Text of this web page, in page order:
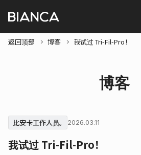
返回顶部 博客 我试过 Tri-Fil-Pro！
博客
比安卡工作人员。 2026.03.11
我试过 Tri-Fil-Pro！